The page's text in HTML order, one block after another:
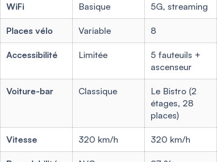
WiFi Basique 5G, streaming
Places vélo Variable 8
Accessibilité Limitée
5 fauteuils +
ascenseur
Voiture-bar Classique
Le Bistro (2
étages, 28
places)
Vitesse 320 km/h 320 km/h